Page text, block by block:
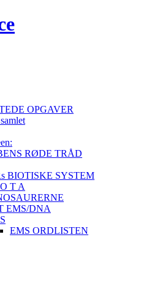
OPGAVER
RØDE TRÅD
BIOTISKE SYSTEM
T A
EMS/DNA
EMS ORDLISTEN